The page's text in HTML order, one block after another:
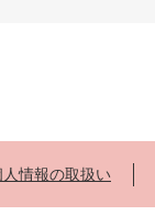
人情報の取扱い